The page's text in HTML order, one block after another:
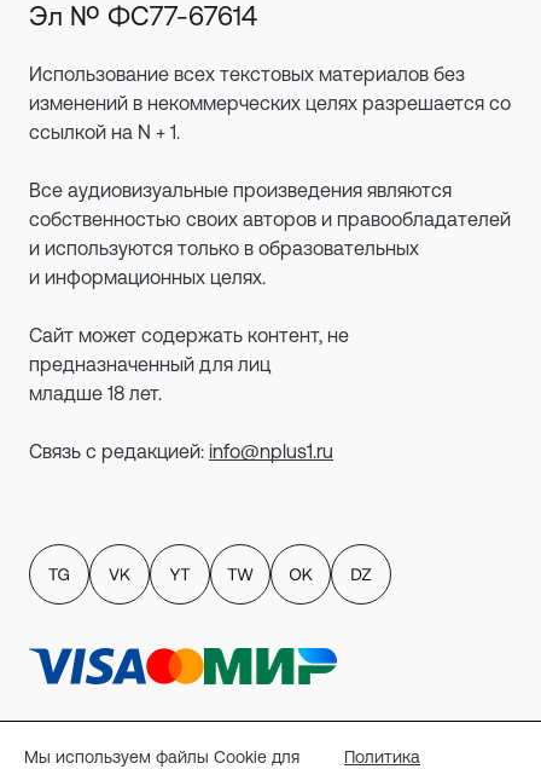
Мы используем файлы Cookie для Политика
Эл № ФС77-67614
Использование всех текстовых материалов без
изменений в некоммерческих целях разрешается со
ссылкой на N + 1.
Все аудиовизуальные произведения являются
собственностью своих авторов и правообладателей
и используются только в образовательных
и информационных целях.
Сайт может содержать контент, не
предназначенный для лиц
младше 18 лет.
Связь с редакцией: info@nplus1.ru
пользователей сайта